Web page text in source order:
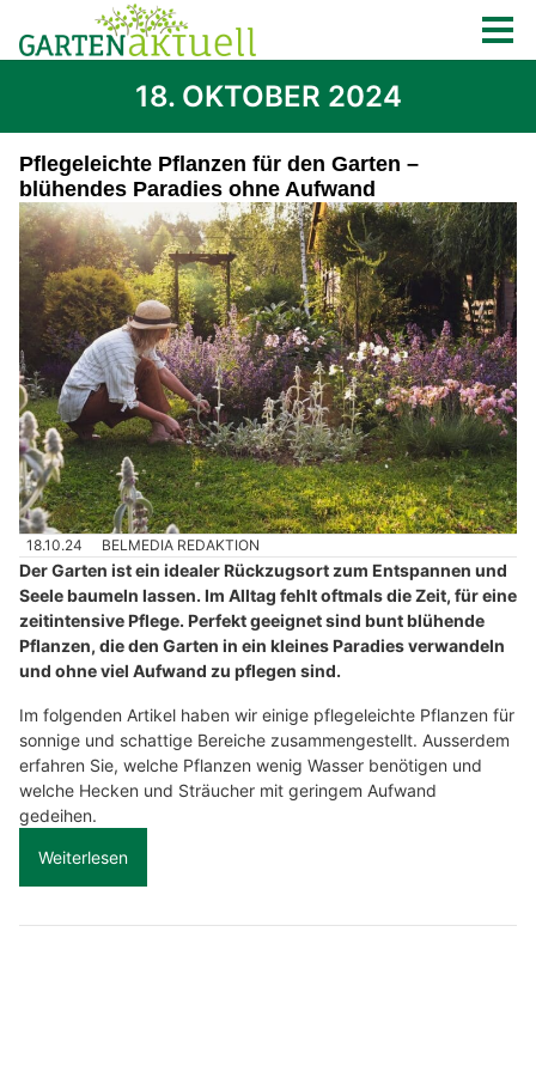
18. OKTOBER 2024
Pflegeleichte Pflanzen für den Garten –
blühendes Paradies ohne Aufwand
18.10.24 BELMEDIA REDAKTION
Der Garten ist ein idealer Rückzugsort zum Entspannen und
Seele baumeln lassen. Im Alltag fehlt oftmals die Zeit, für eine
zeitintensive Pflege. Perfekt geeignet sind bunt blühende
Pflanzen, die den Garten in ein kleines Paradies verwandeln
und ohne viel Aufwand zu pflegen sind.
Im folgenden Artikel haben wir einige pflegeleichte Pflanzen für
sonnige und schattige Bereiche zusammengestellt. Ausserdem
erfahren Sie, welche Pflanzen wenig Wasser benötigen und
welche Hecken und Sträucher mit geringem Aufwand
gedeihen.
Weiterlesen